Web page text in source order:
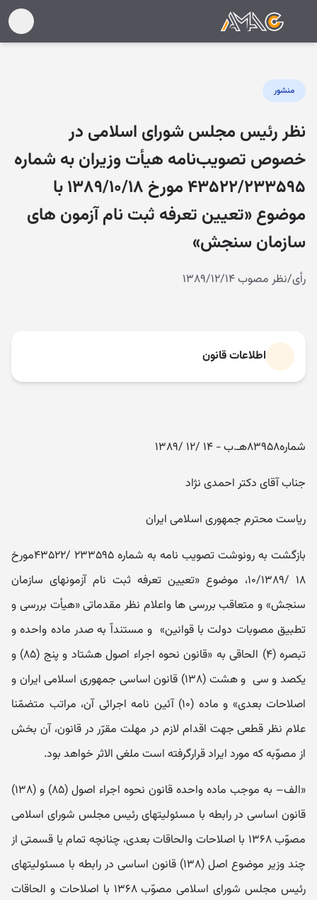
منشور
نظر رئیس مجلس شورای اسلامی در
خصوص تصویب‌نامه هیأت وزیران به شماره
۴۳۵۲۲/۲۳۳۵۹۵ مورخ ۱۳۸۹/۱۰/۱۸ با
موضوع «تعیین تعرفه ثبت نام آزمون های
سازمان سنجش»
رأی/نظر مصوب ۱۳۸۹/۱۲/۱۴
اطلاعات قانون
شماره۸۳۹۵۸هـ.ب - ۱۴ /۱۲ /۱۳۸۹
جناب آقای دکتر احمدی نژاد
ریاست محترم جمهوری اسلامی ایران
بازگشت به رونوشت تصویب نامه به شماره ۲۳۳۵۹۵ /۴۳۵۲۲مورخ
۱۸ /۱۰/۱۳۸۹، موضوع «تعیین تعرفه ثبت نام آزمونهای سازمان
سنجش» و متعاقب بررسی ها واعلام نظر مقدماتی «هیأت بررسی و
تطبیق مصوبات دولت با قوانین» و مستنداّ به صدر ماده واحده و
تبصره (۴) الحاقی به «قانون نحوه اجراء اصول هشتاد و پنج (۸۵) و
یکصد و سی و هشت (۱۳۸) قانون اساسی جمهوری اسلامی ایران و
اصلاحات بعدی» و ماده (۱۰) آئین نامه اجرائی آن، مراتب متضمّنا
علام نظر قطعی جهت اقدام لازم در مهلت مقرّر در قانون، آن بخش
از مصوّبه که مورد ایراد قرارگرفته است ملغی الاثر خواهد بود.
«الف– به موجب ماده واحده قانون نحوه اجراء اصول (۸۵) و (۱۳۸)
قانون اساسی در رابطه با مسئولیتهای رئیس مجلس شورای اسلامی
مصوّب ۱۳۶۸ با اصلاحات والحاقات بعدی، چنانچه تمام یا قسمتی از
چند وزیر موضوع اصل (۱۳۸) قانون اساسی در رابطه با مسئولیتهای
رئیس مجلس شورای اسلامی مصوّب ۱۳۶۸ با اصلاحات و الحاقات